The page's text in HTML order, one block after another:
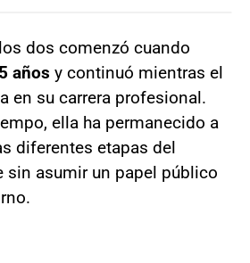
dos comenzó cuando
años y continuó mientras el
en su carrera profesional.
ella ha permanecido a
diferentes etapas del
sin asumir un papel público